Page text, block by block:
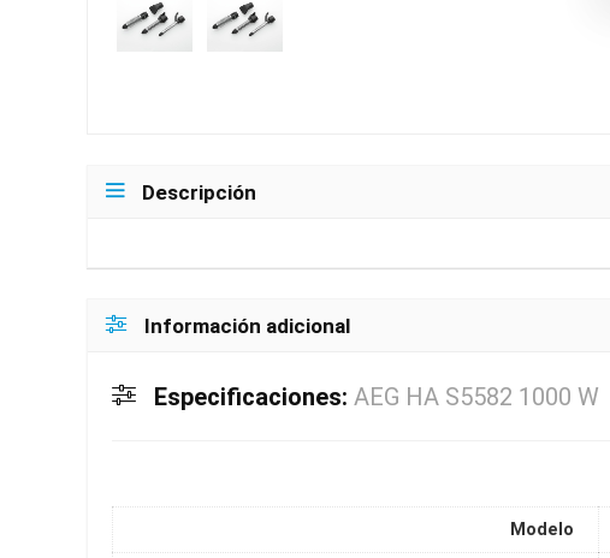
Descripción
Información adicional
Especificaciones: AEG HA S5582 1000 W
Modelo